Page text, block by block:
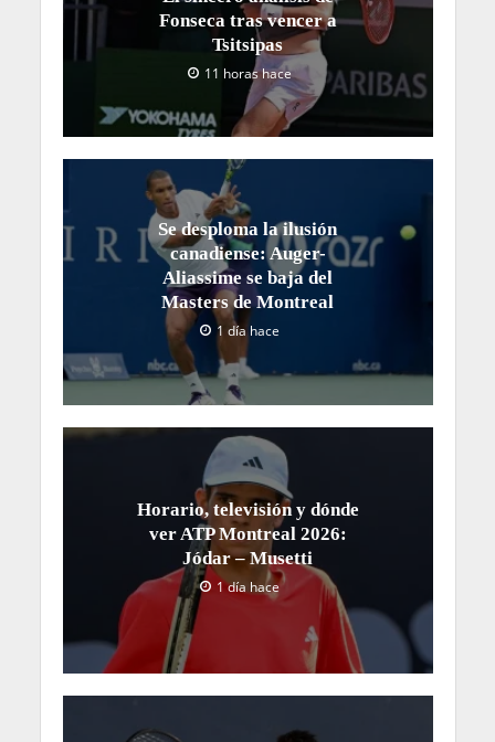
Fonseca tras vencer a
Tsitsipas
11 horas hace
Se desploma la ilusión
canadiense: Auger-
Aliassime se baja del
Masters de Montreal
1 día hace
Horario, televisión y dónde
ver ATP Montreal 2026:
Jódar – Musetti
1 día hace